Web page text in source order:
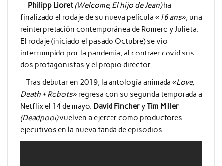
– Philipp Lioret (Welcome, El hijo de Jean)ha
finalizado el rodaje de su nueva película «16 ans», una
reinterpretación contemporánea de Romero y Julieta.
El rodaje (iniciado el pasado Octubre) se vio
interrumpido por la pandemia, al contraer covid sus
dos protagonistas y el propio director.
– Tras debutar en 2019, la antología animada «Love,
Death + Robots»regresa con su segunda temporada a
Netflix el 14 de mayo. David FincheryTim Miller
(Deadpool)vuelven a ejercer como productores
ejecutivos en la nueva tanda de episodios.